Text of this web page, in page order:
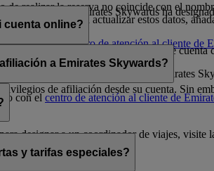
de realizar la reserva no coincide con el
a la reserva. Para actualizar estos datos,
llame a uncentro de atención al cliente de
un socio de Emirates Skywards ha
con la afiliación del socio a Emirates
con el centro de atención al cliente de
designar a un coordinador de viajes, visite
cuenta online?
que comparta sus credenciales de
a Emirates Skywards?
de afiliación desde su cuenta. Sin
y tarifas especiales?